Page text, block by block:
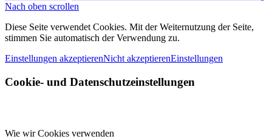
Nach oben scrollen
Diese Seite verwendet Cookies. Mit der Weiternutzung der Seite,
stimmen Sie automatisch der Verwendung zu.
Einstellungen akzeptierenNicht akzeptierenEinstellungen
Cookie- und Datenschutzeinstellungen
Wie wir Cookies verwenden